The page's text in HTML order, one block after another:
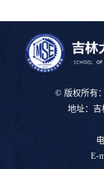
© 版权所有
地址：吉
E-